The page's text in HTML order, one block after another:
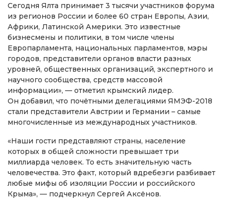
Сегодня Ялта принимает 3 тысячи участников форума
из регионов России и более 60 стран Европы, Азии,
Африки, Латинской Америки. Это известные
бизнесмены и политики, в том числе члены
Европарламента, национальных парламентов, мэры
городов, представители органов власти разных
уровней, общественных организаций, экспертного и
научного сообщества, средств массовой
информации», — отметил крымский лидер.
Он добавил, что почётными делегациями ЯМЭФ-2018
стали представители Австрии и Германии – самые
многочисленные из международных участников.
«Наши гости представляют страны, население
которых в общей сложности превышает три
миллиарда человек. То есть значительную часть
человечества. Это факт, который вдребезги разбивает
любые мифы об изоляции России и российского
Крыма», — подчеркнул Сергей Аксёнов.